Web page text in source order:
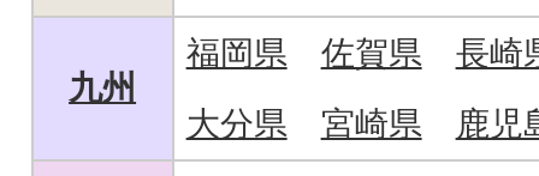
九州
福岡県 佐賀県
長崎
大分県
宮崎県
鹿児